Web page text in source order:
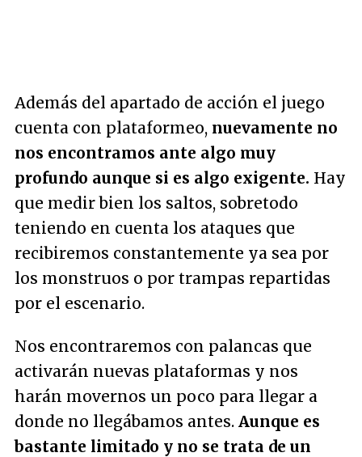
Además del apartado de acción el juego
cuenta con plataformeo, nuevamente no
nos encontramos ante algo muy
profundo aunque si es algo exigente. Hay
que medir bien los saltos, sobretodo
teniendo en cuenta los ataques que
recibiremos constantemente ya sea por
los monstruos o por trampas repartidas
por el escenario.
Nos encontraremos con palancas que
activarán nuevas plataformas y nos
harán movernos un poco para llegar a
donde no llegábamos antes. Aunque es
bastante limitado y no se trata de un